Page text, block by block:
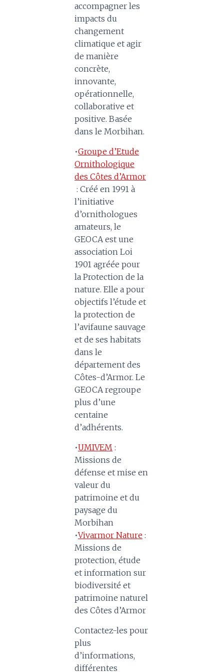
accompagner les
impacts du
changement
climatique et agir
de manière
concrète,
innovante,
opérationnelle,
collaborative et
positive. Basée
dans le Morbihan.
•Groupe d’Etude
Ornithologique
des Côtes d’Armor
: Créé en 1991 à
l’initiative
d’ornithologues
amateurs, le
GEOCA est une
association Loi
1901 agréée pour
la Protection de la
nature. Elle a pour
objectifs l’étude et
la protection de
l’avifaune sauvage
et de ses habitats
dans le
département des
Côtes-d’Armor. Le
GEOCA regroupe
plus d’une
centaine
d’adhérents.
•UMIVEM :
Missions de
défense et mise en
valeur du
patrimoine et du
paysage du
Morbihan
•Vivarmor Nature :
Missions de
protection, étude
et information sur
biodiversité et
patrimoine naturel
des Côtes d’Armor
Contactez-les pour
plus
d’informations,
différentes